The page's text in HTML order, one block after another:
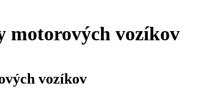
motorových vozíkov
vozíkov